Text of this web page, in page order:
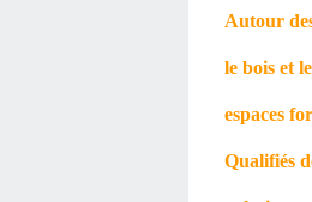
Autour
le bois et
espaces
Qualifiés